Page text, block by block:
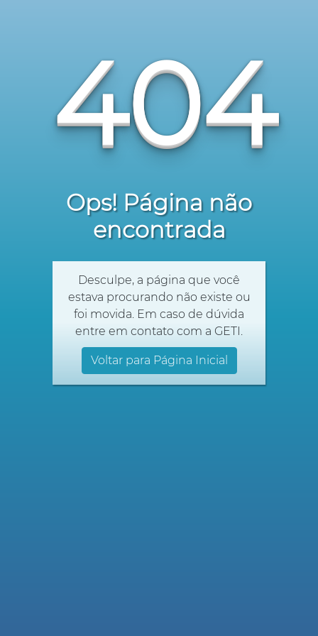
404
Ops! Página não
encontrada
Desculpe, a página que você
estava procurando não existe ou
foi movida. Em caso de dúvida
entre em contato com a GETI.
Voltar para Página Inicial